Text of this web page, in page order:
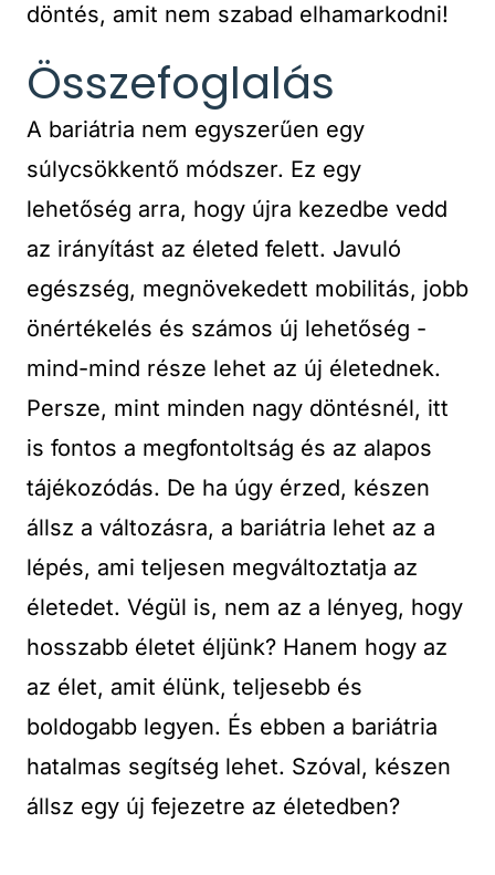
döntés, amit nem szabad elhamarkodni!
Összefoglalás
A bariátria nem egyszerűen egy
súlycsökkentő módszer. Ez egy
lehetőség arra, hogy újra kezedbe vedd
az irányítást az életed felett. Javuló
egészség, megnövekedett mobilitás, jobb
önértékelés és számos új lehetőség -
mind-mind része lehet az új életednek.
Persze, mint minden nagy döntésnél, itt
is fontos a megfontoltság és az alapos
tájékozódás. De ha úgy érzed, készen
állsz a változásra, a bariátria lehet az a
lépés, ami teljesen megváltoztatja az
életedet. Végül is, nem az a lényeg, hogy
hosszabb életet éljünk? Hanem hogy az
az élet, amit élünk, teljesebb és
boldogabb legyen. És ebben a bariátria
hatalmas segítség lehet. Szóval, készen
állsz egy új fejezetre az életedben?